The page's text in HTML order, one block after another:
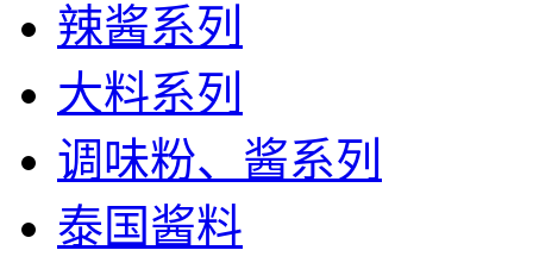
辣酱系列
大料系列
调味粉、酱系列
泰国酱料